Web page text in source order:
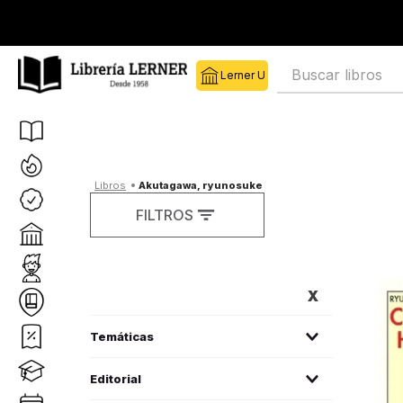
Buscar libros
akutagawa, ryunosuke
FILTROS
literatura universal
Editorial